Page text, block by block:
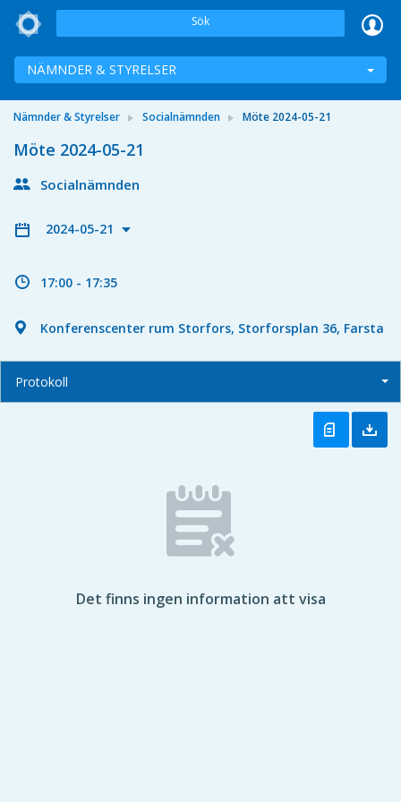
Sök
NÄMNDER & STYRELSER
Nämnder & Styrelser Socialnämnden Möte 2024-05-21
Möte 2024-05-21
Socialnämnden
2024-05-21
17:00 - 17:35
Konferenscenter rum Storfors, Storforsplan 36, Farsta
Protokoll
Det finns ingen information att visa